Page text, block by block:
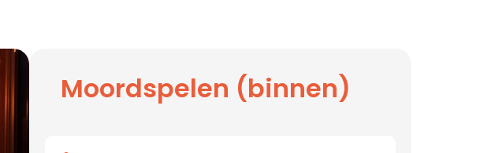
Moordspelen (binnen)